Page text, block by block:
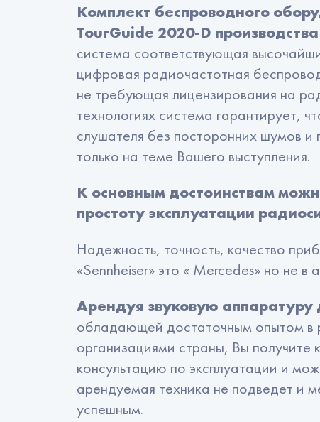
Комплект беспроводного
TourGuide 2020-D
система соответствующая
цифровая радиочастотная
не требующая лицензирования на
технологиях система гарантирует,
слушателя без посторонних шумов
только на теме Вашего выступления.
К основным достоинствам
простоту эксплуатации
Надежность, точность, качество
«Sennheiser» это « Mercedes» но не
Арендуя звуковую аппаратуру
обладающей достаточным опытом в
организациями страны, Вы
консультацию по эксплуатации и
арендуемая техника не подведет и
успешным.